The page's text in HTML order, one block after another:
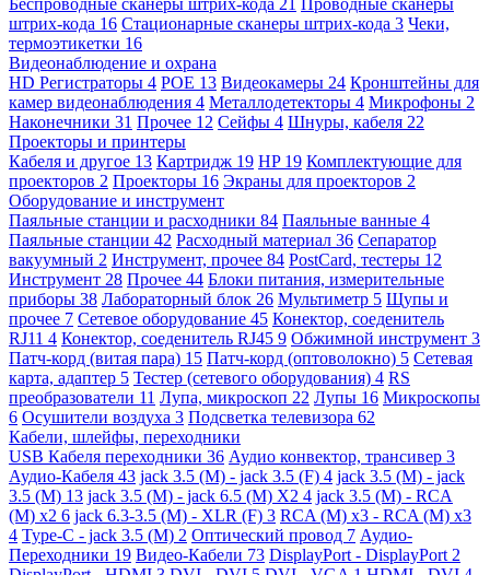
штрих-кода 16 Стационарные сканеры штрих-кода 3 Чеки,
термоэтикетки 16
Видеонаблюдение и охрана
HD Регистраторы 4 POE 13 Видеокамеры 24 Кронштейны для
камер видеонаблюдения 4 Металлодетекторы 4 Микрофоны 2
Наконечники 31 Прочее 12 Сейфы 4 Шнуры, кабеля 22
Проекторы и принтеры
Кабеля и другое 13 Картридж 19 HP 19 Комплектующие для
проекторов 2 Проекторы 16 Экраны для проекторов 2
Оборудование и инструмент
Паяльные станции и расходники 84 Паяльные ванные 4
Паяльные станции 42 Расходный материал 36 Сепаратор
вакуумный 2 Инструмент, прочее 84 PostCard, тестеры 12
Инструмент 28 Прочее 44 Блоки питания, измерительные
приборы 38 Лабораторный блок 26 Мультиметр 5 Щупы и
прочее 7 Сетевое оборудование 45 Конектор, соеденитель
RJ11 4 Конектор, соеденитель RJ45 9 Обжимной инструмент 3
Патч-корд (витая пара) 15 Патч-корд (оптоволокно) 5 Сетевая
карта, адаптер 5 Тестер (сетевого оборудования) 4 RS
преобразователи 11 Лупа, микроскоп 22 Лупы 16 Микроскопы
6 Осушители воздуха 3 Подсветка телевизора 62
Кабели, шлейфы, переходники
USB Кабеля переходники 36 Аудио конвектор, трансивер 3
Аудио-Кабеля 43 jack 3.5 (M) - jack 3.5 (F) 4 jack 3.5 (M) - jack
3.5 (M) 13 jack 3.5 (M) - jack 6.5 (M) X2 4 jack 3.5 (M) - RCA
(M) x2 6 jack 6.3-3.5 (M) - XLR (F) 3 RCA (M) x3 - RCA (M) x3
4 Type-C - jack 3.5 (M) 2 Оптический провод 7 Аудио-
Переходники 19 Видео-Кабели 73 DisplayPort - DisplayPort 2